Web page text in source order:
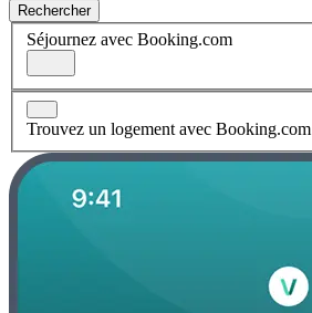
Rechercher
Séjournez avec Booking.com
Trouvez un logement avec Booking.com